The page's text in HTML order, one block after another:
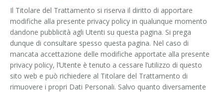
Il Titolare del Trattamento si riserva il diritto di apportare
modifiche alla presente privacy policy in qualunque momento
dandone pubblicità agli Utenti su questa pagina. Si prega
dunque di consultare spesso questa pagina. Nel caso di
mancata accettazione delle modifiche apportate alla presente
privacy policy, l’Utente è tenuto a cessare l’utilizzo di questo
sito web e può richiedere al Titolare del Trattamento di
rimuovere i propri Dati Personali. Salvo quanto diversamente